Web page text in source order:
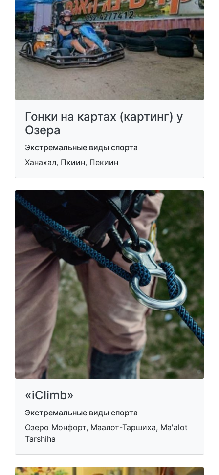
Гонки на картах (картинг) у
Озера
Экстремальные виды спорта
Ханахал, Пкиин, Пекиин
«iClimb»
Экстремальные виды спорта
Озеро Монфорт, Маалот-Таршиха, Ma'alot
Tarshiha